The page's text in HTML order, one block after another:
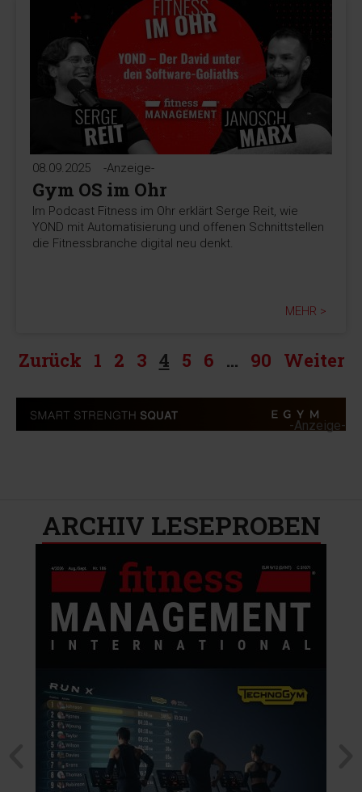
08.09.2025 -Anzeige-
Gym OS im Ohr
Im Podcast Fitness im Ohr erklärt Serge Reit, wie
YOND mit Automatisierung und offenen Schnittstellen
die Fitnessbranche digital neu denkt.
MEHR >
Zurück 1 2 3 4 5 6 … 90 Weiter
-Anzeige-
ARCHIV LESEPROBEN​